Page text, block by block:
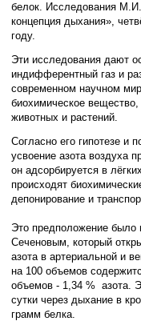
белок. Исследования
концепция дыхания»,
году.
Эти исследования дают
индифферентный газ и
современном научном
биохимическое
животных и растений.
Согласно его гипотезе и
усвоение азота воздуха
он адсорбируется в
происходят
депонирование и
Это предположение было
Сеченовым, который
азота в артериальной и
на 100 объемов
объемов - 1,34 % азота.
сутки через дыхание в
грамм белка.